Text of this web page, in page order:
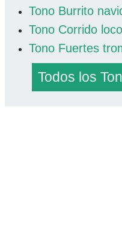
Tono Burrito
Tono Corrido loco
Tono Fuertes
Todos los